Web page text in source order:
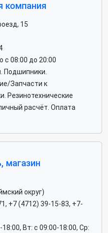
компания
15
с 08:00 до 20:00
Подшипники.
Запчасти к
Резинотехнические
расчёт. Оплата
магазин
округ)
+7 (4712) 39-15-83, +7-
18:00, Вт: c 09:00-18:00, Ср: